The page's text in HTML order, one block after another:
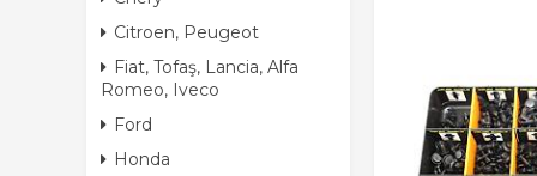
Citroen, Peugeot
Fiat, Tofaş, Lancia, Alfa
Romeo, Iveco
Ford
Honda